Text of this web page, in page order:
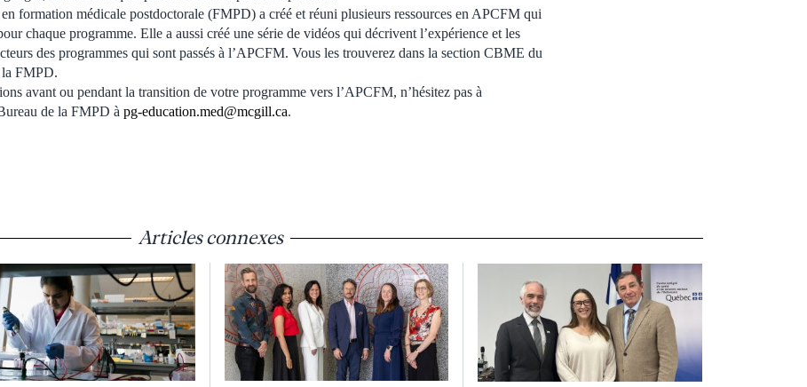
formation médicale postdoctorale (FMPD) a créé et réuni plusieurs ressources en APCFM qui
chaque programme. Elle a aussi créé une série de vidéos qui décrivent l’expérience et les
des programmes qui sont passés à l’APCFM. Vous les trouverez dans la section CBME du
FMPD.
avant ou pendant la transition de votre programme vers l’APCFM, n’hésitez pas à
de la FMPD à pg-education.med@mcgill.ca.
Articles connexes